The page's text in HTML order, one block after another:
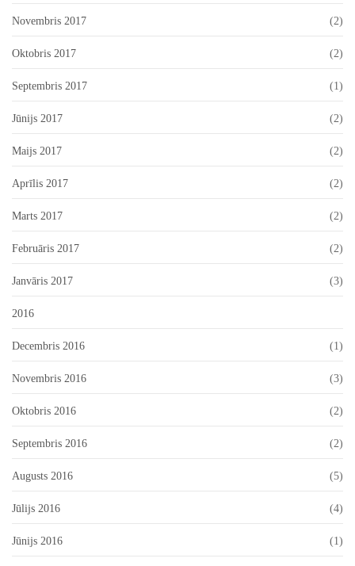
Novembris 2017 (2)
Oktobris 2017 (2)
Septembris 2017 (1)
Jūnijs 2017 (2)
Maijs 2017 (2)
Aprīlis 2017 (2)
Marts 2017 (2)
Februāris 2017 (2)
Janvāris 2017 (3)
2016
Decembris 2016 (1)
Novembris 2016 (3)
Oktobris 2016 (2)
Septembris 2016 (2)
Augusts 2016 (5)
Jūlijs 2016 (4)
Jūnijs 2016 (1)